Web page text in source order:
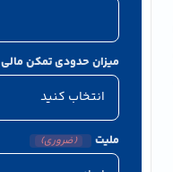
میزان حدودی تمکن مالی
ملیت (ضروری)